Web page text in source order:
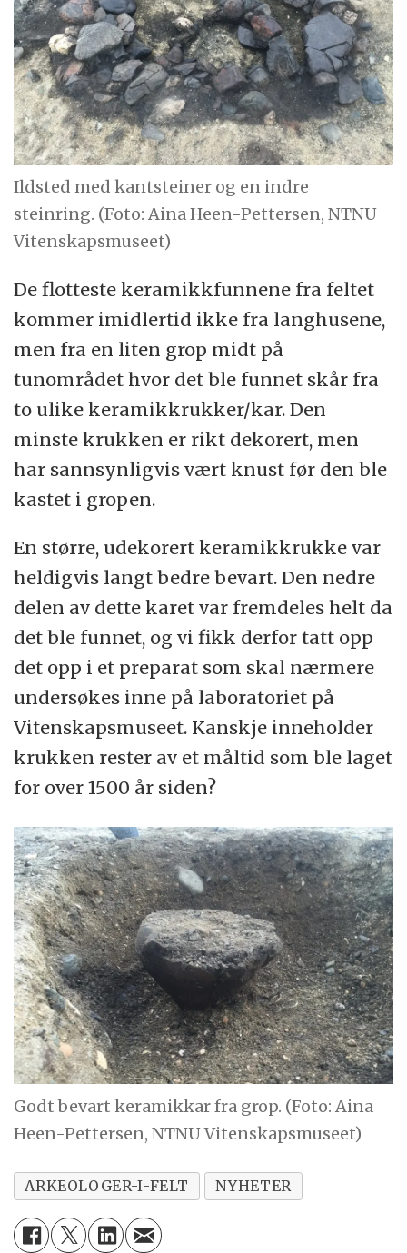
Ildsted med kantsteiner og en indre
steinring. (Foto: Aina Heen-Pettersen, NTNU
Vitenskapsmuseet)
De flotteste keramikkfunnene fra feltet
kommer imidlertid ikke fra langhusene,
men fra en liten grop midt på
tunområdet hvor det ble funnet skår fra
to ulike keramikkrukker/kar. Den
minste krukken er rikt dekorert, men
har sannsynligvis vært knust før den ble
kastet i gropen.
En større, udekorert keramikkrukke var
heldigvis langt bedre bevart. Den nedre
delen av dette karet var fremdeles helt da
det ble funnet, og vi fikk derfor tatt opp
det opp i et preparat som skal nærmere
undersøkes inne på laboratoriet på
Vitenskapsmuseet. Kanskje inneholder
krukken rester av et måltid som ble laget
for over 1500 år siden?
Godt bevart keramikkar fra grop. (Foto: Aina
Heen-Pettersen, NTNU Vitenskapsmuseet)
ARKEOLOGER-I-FELT NYHETER